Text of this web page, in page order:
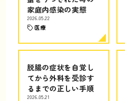
家庭内感染の実態
2026.05.22
医療
脱腸の症状を自覚し
てから外科を受診す
るまでの正しい手順
2026.05.21